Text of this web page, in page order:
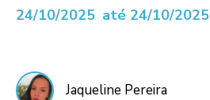
24/10/2025 até 24/10/2025
Jaqueline Pereira